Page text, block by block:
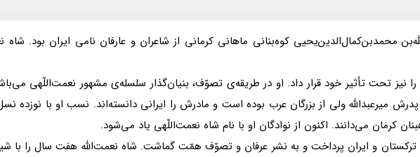
محمد‌بن‌كمال‌الدين‌يحيى كوه‌بنانى ماهانى كرمانى از شاعران و عارفان نامى ايران بود.
نيز تحت تأثير خود قرار داد. او در طريقه‌ى تصوّف، بنيان‌گذار سلسله‌ى مشهور نعمت‌اللّهى
قمرى متولّد شد. پدرش مير‌عبدالله ولى از بزرگان عرب بوده است و مادرش را ايرانى دانسته‌اند. نسب
كرمان مى‌دانند. اكنون از نوادگان او با نام شاه نعمت‌اللّهى ياد مى‌شود.
تركستان و ايران پرداخت و به نشر عرفان و تصوّف همّت گماشت. شاه نعمت‌الله هفت سال را با